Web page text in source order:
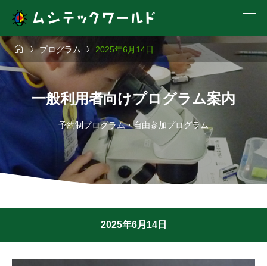
プログラム  2025年6月14日
一般利用者向けプログラム案内
予約制プログラム・自由参加プログラム
2025年6月14日